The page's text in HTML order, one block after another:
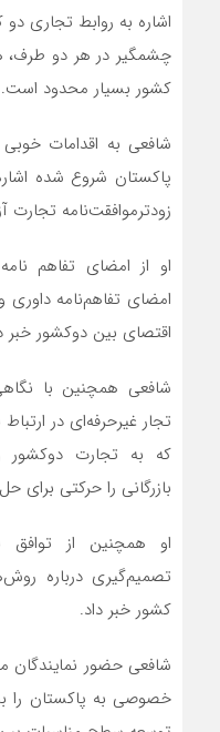
اشاره به روابط تجاری
چشمگیر در هر دو
کشور بسیار محدود است.
شافعی به اقدامات
پاکستان شروع شده
زودترموافقت‌نامه تجارت
او از امضای تفاهم
امضای تفاهم‌نامه داوری
اقتصا‌ی بین دوکشور خبر
شافعی همچنین با
تجار غیرحرفه‌ای در
که به تجارت دوکشور
بازرگانی را حرکتی برای
تصمیم‌گیری درباره
کشور خبر داد.
شافعی حضور
خصوصی به پاکستان را